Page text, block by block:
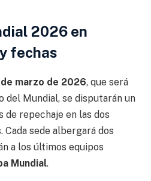
2026 en
fechas
marzo de 2026, que será
del Mundial, se disputarán un
repechaje en las dos
Cada sede albergará dos
a los últimos equipos
Mundial.